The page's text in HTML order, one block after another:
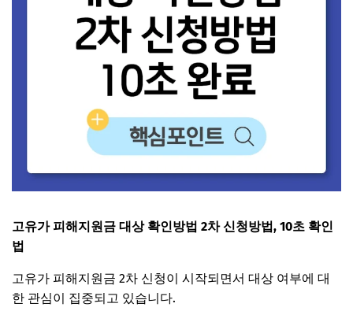
고유가 피해지원금 대상 확인방법 2차 신청방법, 10초 확인
법
고유가 피해지원금 2차 신청이 시작되면서 대상 여부에 대
한 관심이 집중되고 있습니다.